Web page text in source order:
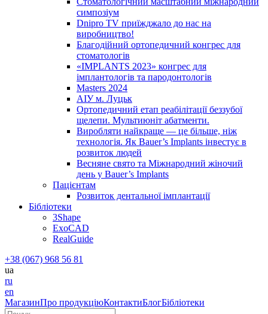
симпозіум
Dnipro TV приїжджало до нас на
виробництво!
Благодійний ортопедичний конгрес для
стоматологів
«IMPLANTS 2023» конгрес для
імплантологів та пародонтологів
Masters 2024
АІУ м. Луцьк
Ортопедичний етап реабілітації беззубої
щелепи. Мультиюніт абатменти.
Виробляти найкраще — це більше, ніж
технологія. Як Bauer’s Implants інвестує в
розвиток людей
Весняне свято та Міжнародний жіночий
день у Bauer’s Implants
Пацієнтам
Розвиток дентальної імплантації
Бібліотеки
3Shape
ExoCAD
RealGuide
+38 (067) 968 56 81
ua
ru
en
МагазинПро продукціюКонтактиБлогБібліотеки